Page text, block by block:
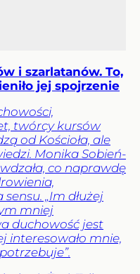
i szarlatanów. To,
jej spojrzenie
twórcy kursów
od Kościoła, ale
Monika Sobień-
co naprawdę
„Im dłużej
mniej
duchowość jest
interesowało mnie,